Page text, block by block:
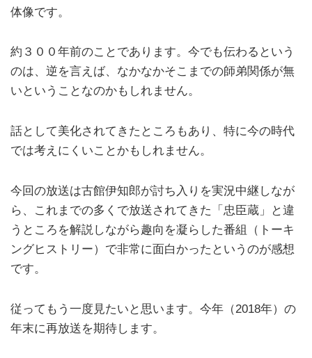
体像です。
約３００年前のことであります。今でも伝わるという
のは、逆を言えば、なかなかそこまでの師弟関係が無
いということなのかもしれません。
話として美化されてきたところもあり、特に今の時代
では考えにくいことかもしれません。
今回の放送は古館伊知郎が討ち入りを実況中継しなが
ら、これまでの多くで放送されてきた「忠臣蔵」と違
うところを解説しながら趣向を凝らした番組（トーキ
ングヒストリー）で非常に面白かったというのが感想
です。
従ってもう一度見たいと思います。今年（2018年）の
年末に再放送を期待します。